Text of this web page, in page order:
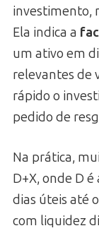
investimento,
Ela indica a
um ativo em
relevantes de
rápido o
pedido de
Na prática,
D+X, onde D
dias úteis até
com liquidez